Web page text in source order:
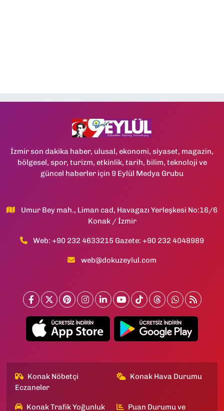
İzmir son dakika haber, ulusal, ekonomi, siyaset, magazin,
bölgesel, spor, turizm, etkinlik, tarih, bilim, teknoloji ve
güncel haberler için 9 Eylül Medya Grubu
Umur Bey mah., Liman cad, Havagazı Yerleşkesi No:16/6
Konak / İzmir
Web: +90 232 4633215 Gazete: +90 232 4048989
web@dokuzeylul.com
Konak Nöbetçi
Eczaneler
Konak Hava Durumu
Konak Trafik Yoğunluk Puan Durumu ve